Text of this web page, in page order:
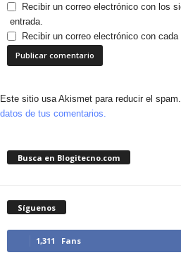
Recibir un correo electrónico con los
entrada.
Recibir un correo electrónico con cada
Este sitio usa Akismet para reducir el spam.
datos de tus comentarios.
Busca en Blogitecno.com
Síguenos
1,311 Fans